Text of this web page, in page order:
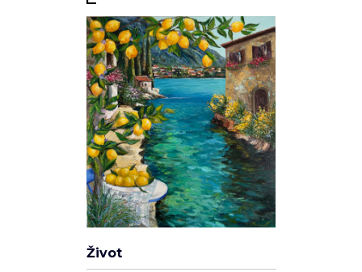
Život